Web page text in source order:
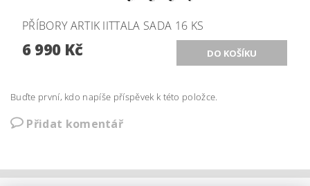
PŘÍBORY ARTIK IITTALA SADA 16 KS
6 990 Kč
Buďte první, kdo napíše příspěvek k této položce.
Přidat komentář